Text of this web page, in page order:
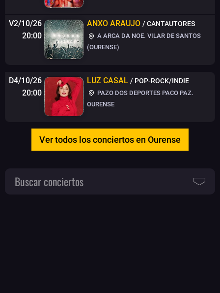
V2/10/26
20:00
ANXO ARAUJO / CANTAUTORES
A ARCA DA NOE. VILAR DE SANTOS
(OURENSE)
D4/10/26
20:00
LUZ CASAL / POP-ROCK/INDIE
PAZO DOS DEPORTES PACO PAZ.
OURENSE
Ver todos los conciertos en Ourense
Buscar conciertos